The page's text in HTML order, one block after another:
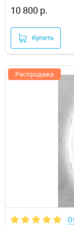
10 800 р.
Купить
Распродажа